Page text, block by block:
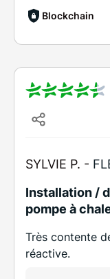
Blockchain
SYLVIE P. -
Installation /
pompe à
Très contente
réactive.